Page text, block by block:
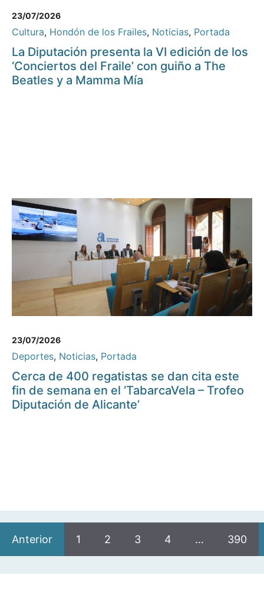
23/07/2026
Cultura, Hondón de los Frailes, Noticias, Portada
La Diputación presenta la VI edición de los
‘Conciertos del Fraile’ con guiño a The
Beatles y a Mamma Mía
23/07/2026
Deportes, Noticias, Portada
Cerca de 400 regatistas se dan cita este
fin de semana en el ‘TabarcaVela – Trofeo
Diputación de Alicante’
Anterior 1 2 3 4 … 390